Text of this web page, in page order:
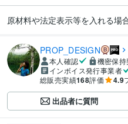
原材料や法定表示等を入れる場
PROP_DESIGN
本人確認
機密保
インボイス発行事業者
総販売実績168評価 4.9
出品者に質問